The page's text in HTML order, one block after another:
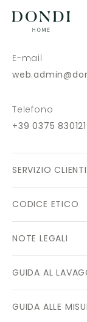
E-mail
Telefono
+39 0375 830121
SERVIZIO CLIENTI
CODICE ETICO
NOTE LEGALI
GUIDA AL
GUIDA ALLE